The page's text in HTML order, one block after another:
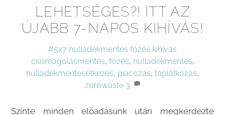
LEHETSÉGES?! ITT AZ
ÚJABB 7-NAPOS KIHÍVÁS!
#5x7 hulladékmentes főzés kihívás
csomagolásmentes, főzés, hulladékmentes,
hulladékmentesétkezés, piacozás, táplálkozás,
zerowaste 3
Szinte minden előadásunk után megkérdezte